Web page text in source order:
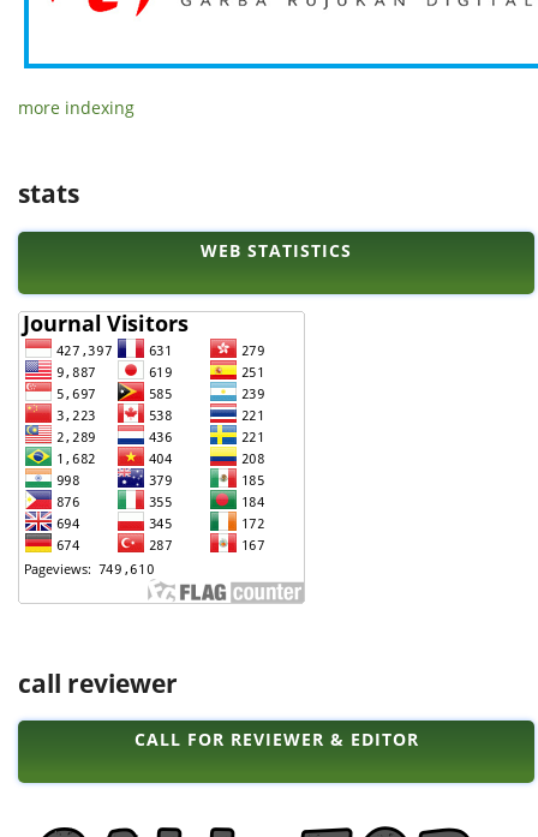
more indexing
stats
WEB STATISTICS
call reviewer
CALL FOR REVIEWER & EDITOR